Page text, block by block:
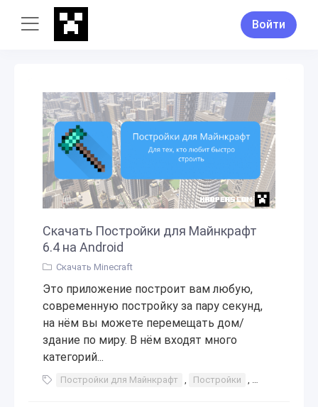
Войти
Скачать Постройки для Майнкрафт
6.4 на Android
Скачать Minecraft
Это приложение построит вам любую,
современную постройку за пару секунд,
на нём вы можете перемещать дом/
здание по миру. В нём входят много
категорий...
Постройки для Майнкрафт , Постройки , Майнкрафт